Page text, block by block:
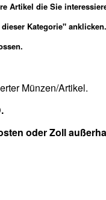
Artikel die Sie
Kategorie" anklicken.
Münzen/Artikel.
oder Zoll